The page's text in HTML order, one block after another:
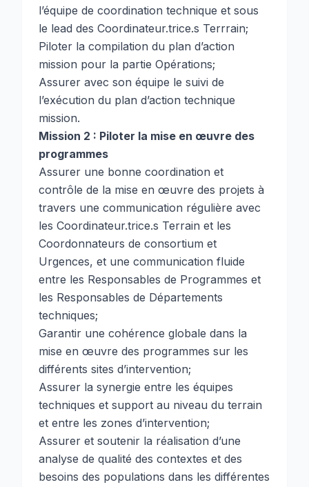
l’équipe de coordination technique et sous
le lead des Coordinateur.trice.s Terrrain;
Piloter la compilation du plan d’action
mission pour la partie Opérations;
Assurer avec son équipe le suivi de
l’exécution du plan d’action technique
mission.
Mission 2 : Piloter la mise en œuvre des
programmes
Assurer une bonne coordination et
contrôle de la mise en œuvre des projets à
travers une communication régulière avec
les Coordinateur.trice.s Terrain et les
Coordonnateurs de consortium et
Urgences, et une communication fluide
entre les Responsables de Programmes et
les Responsables de Départements
techniques;
Garantir une cohérence globale dans la
mise en œuvre des programmes sur les
différents sites d’intervention;
Assurer la synergie entre les équipes
techniques et support au niveau du terrain
et entre les zones d’intervention;
Assurer et soutenir la réalisation d’une
analyse de qualité des contextes et des
besoins des populations dans les différentes